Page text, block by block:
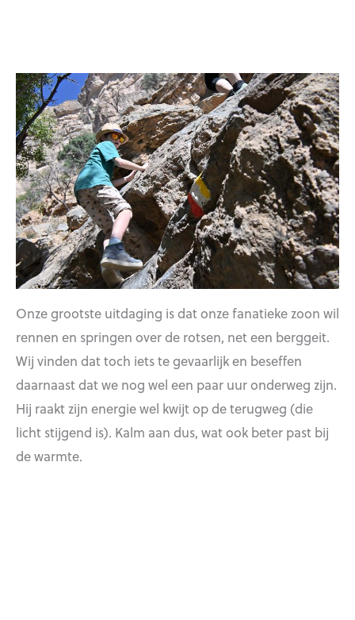
Onze grootste uitdaging is dat onze fanatieke zoon wil
rennen en springen over de rotsen, net een berggeit.
Wij vinden dat toch iets te gevaarlijk en beseffen
daarnaast dat we nog wel een paar uur onderweg zijn.
Hij raakt zijn energie wel kwijt op de terugweg (die
licht stijgend is). Kalm aan dus, wat ook beter past bij
de warmte.